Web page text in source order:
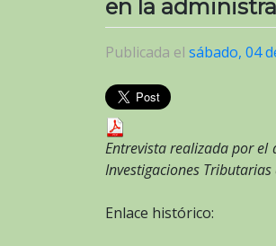
en la
Publicada el sábado, 04
Entrevista realizada por el
Investigaciones
Enlace histórico: